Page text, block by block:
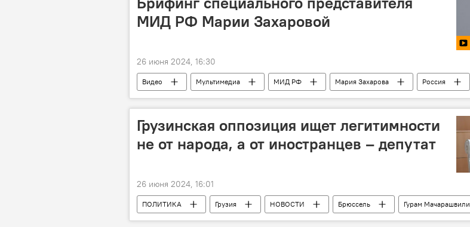
МИД РФ Марии Захаровой
26 июня 2024, 16:30
Видео Мультимедиа МИД РФ Мария Захарова Россия
Грузинская оппозиция ищет легитимности
не от народа, а от иностранцев – депутат
26 июня 2024, 16:01
ПОЛИТИКА Грузия НОВОСТИ Брюссель
Гурам Мачарашвили
Саломе Зурабишвили
Георгий Вашадзе
Единое национальное движение